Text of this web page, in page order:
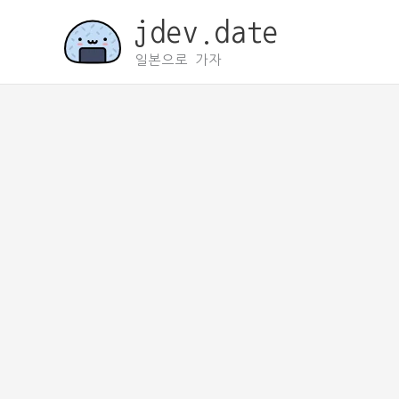
jdev.date
일본으로 가자